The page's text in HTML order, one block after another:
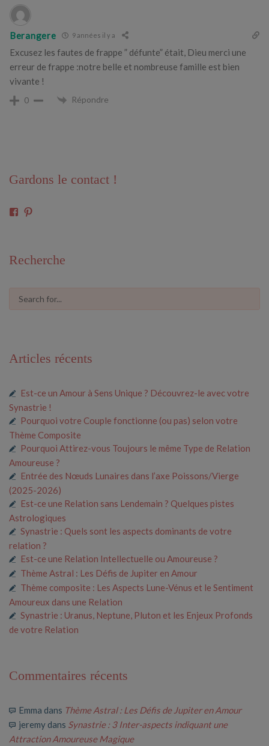
Berangere 9 années il y a
Excusez les fautes de frappe ” défunte” était, Dieu merci une
erreur de frappe :notre belle et nombreuse famille est bien
vivante !
0 Répondre
Gardons le contact !
Voir
sur sur
Recherche
Articles récents
Est-ce un Amour à Sens Unique ? Découvrez-le avec votre
Synastrie !
Pourquoi votre Couple fonctionne (ou pas) selon votre
Thème Composite
Pourquoi Attirez-vous Toujours le même Type de Relation
Amoureuse ?
Entrée des Nœuds Lunaires dans l’axe Poissons/Vierge
(2025-2026)
Est-ce une Relation sans Lendemain ? Quelques pistes
Astrologiques
Synastrie : Quels sont les aspects dominants de votre
relation ?
Est-ce une Relation Intellectuelle ou Amoureuse ?
Thème Astral : Les Défis de Jupiter en Amour
Thème composite : Les Aspects Lune-Vénus et le Sentiment
Amoureux dans une Relation
Synastrie : Uranus, Neptune, Pluton et les Enjeux Profonds
de votre Relation
Commentaires récents
Emma dans Thème Astral : Les Défis de Jupiter en Amour
jeremy dans Synastrie : 3 Inter-aspects indiquant une
Attraction Amoureuse Magique